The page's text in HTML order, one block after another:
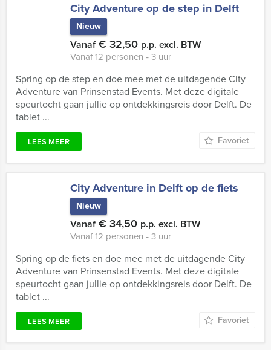
City Adventure op de step in Delft
Nieuw
Vanaf€ 32,50 p.p. excl. BTW
Vanaf 12 personen ‐ 3 uur
Spring op de step en doe mee met de uitdagende City
Adventure van Prinsenstad Events. Met deze digitale
speurtocht gaan jullie op ontdekkingsreis door Delft. De
tablet ...
LEES MEER Favoriet
City Adventure in Delft op de fiets
Nieuw
Vanaf€ 34,50 p.p. excl. BTW
Vanaf 12 personen ‐ 3 uur
Spring op de fiets en doe mee met de uitdagende City
Adventure van Prinsenstad Events. Met deze digitale
speurtocht gaan jullie op ontdekkingsreis door Delft. De
tablet ...
LEES MEER Favoriet